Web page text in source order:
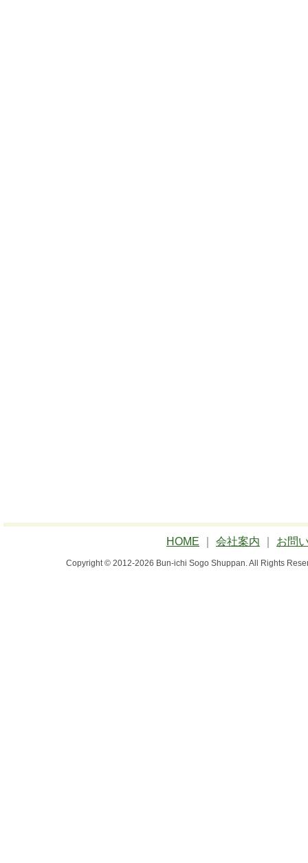
HOME 会社案内 お問
Copyright © 2012-2026 Bun-ichi Sogo Shuppan. All Rights